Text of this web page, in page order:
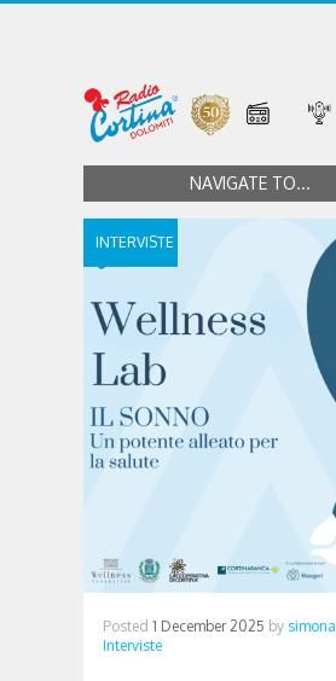
NAVIGATE TO...
INTERVISTE
Posted 1 December 2025 by simona
Interviste